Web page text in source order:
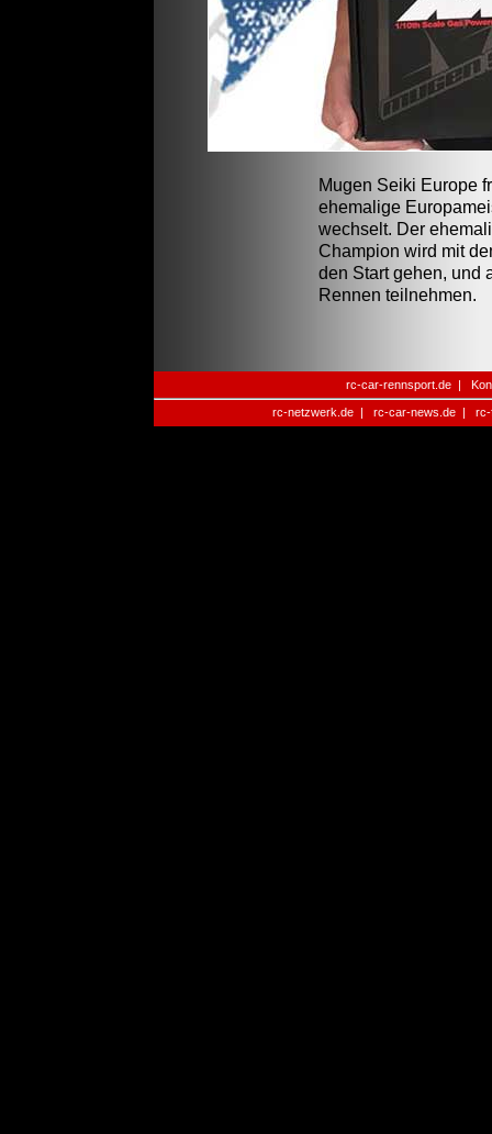
Mugen Seiki Europe
ehemalige
wechselt. Der
Champion wird mit
den Start gehen, und
Rennen teilnehmen.
rc-car-rennsport.de|
rc-netzwerk.de| rc-car-news.de| rc-